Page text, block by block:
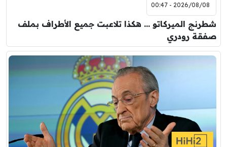
2026/08/08 - 00:47
شطرنج الميركاتو … هكذا تلاعبت جميع الأطراف بملف
صفقة رودري